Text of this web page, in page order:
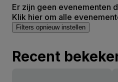
Er zijn geen evenementen
Klik hier om alle
Filters opnieuw instellen
Recent